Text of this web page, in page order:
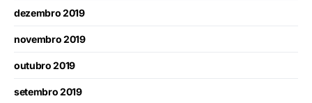
dezembro 2019
novembro 2019
outubro 2019
setembro 2019